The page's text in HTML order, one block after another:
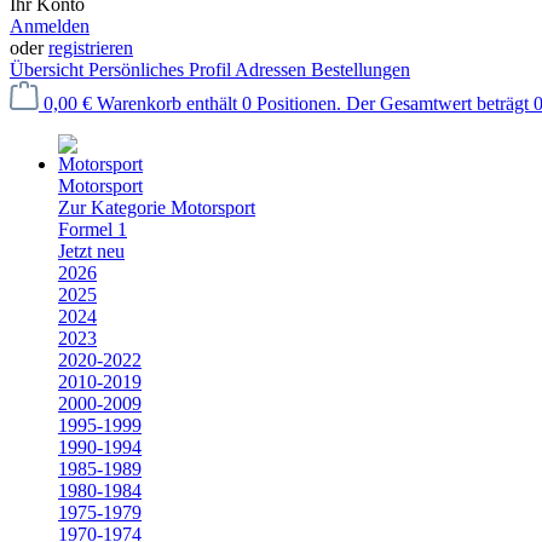
Ihr Konto
Anmelden
oderregistrieren
Übersicht Persönliches Profil Adressen Bestellungen
0,00 € Warenkorb enthält 0 Positionen. Der Gesamtwert beträgt
Motorsport
Zur Kategorie Motorsport
Formel 1
Jetzt neu
2026
2025
2024
2023
2020-2022
2010-2019
2000-2009
1995-1999
1990-1994
1985-1989
1980-1984
1975-1979
1970-1974